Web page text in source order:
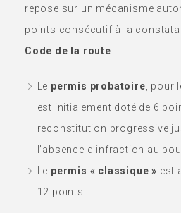
repose sur un mécanisme
points consécutif à la
Code de la route
Le permis probatoire , pour
est initialement doté de 6
reconstitution progressive
l’absence d’infraction au
Le permis « classique » est
12 points